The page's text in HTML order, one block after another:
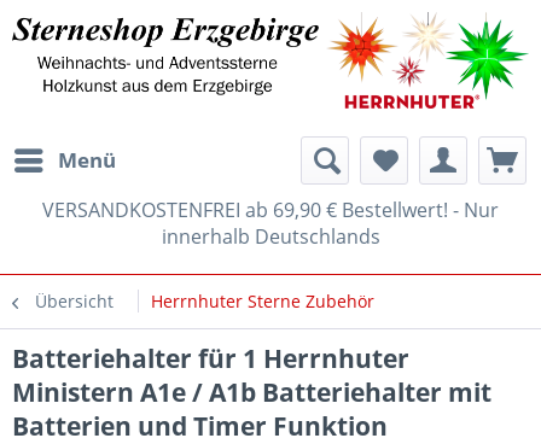
Menü
VERSANDKOSTENFREI ab 69,90 € Bestellwert! - Nur
innerhalb Deutschlands
Übersicht Herrnhuter Sterne Zubehör
Batteriehalter für 1 Herrnhuter
Ministern A1e / A1b Batteriehalter mit
Batterien und Timer Funktion